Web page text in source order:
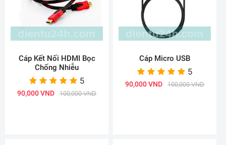
Cáp Kết Nối HDMI Bọc
Chống Nhiễu
5
90,000 VND 100,000 VND
Cáp Micro USB
5
90,000 VND 100,000 VND